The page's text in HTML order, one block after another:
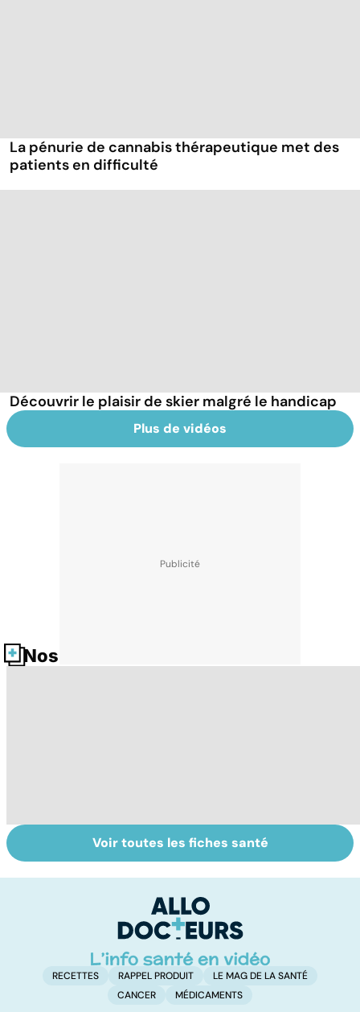
La pénurie de cannabis thérapeutique met des
patients en difficulté
Découvrir le plaisir de skier malgré le handicap
Plus de vidéos
Nos fiches santé
Sclérose en
plaques : tout
neurologique
Tout savoir sur
les infections
Voir toutes les fiches santé
RECETTES RAPPEL PRODUIT
LE MAG DE LA SANTÉ
CANCER
MÉDICAMENTS